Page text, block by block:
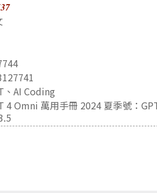
、AI Coding
4 Omni 萬用手冊 2024 夏季號：